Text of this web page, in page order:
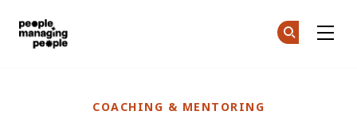
COACHING & MENTORING